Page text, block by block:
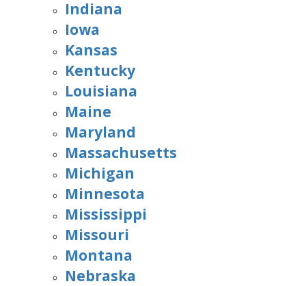
Indiana
Iowa
Kansas
Kentucky
Louisiana
Maine
Maryland
Massachusetts
Michigan
Minnesota
Mississippi
Missouri
Montana
Nebraska